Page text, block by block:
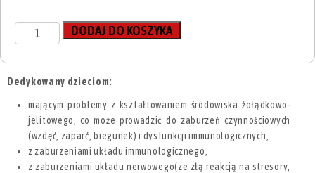
Dedykowany dzieciom:
mającym problemy z kształtowaniem środowiska żołądkowo-
jelitowego, co może prowadzić do zaburzeń czynnościowych
(wzdęć, zaparć, biegunek) i dysfunkcji immunologicznych,
z zaburzeniami układu immunologicznego,
z zaburzeniami układu nerwowego(ze złą reakcją na stresory,
DODAJ DO KOSZYKA